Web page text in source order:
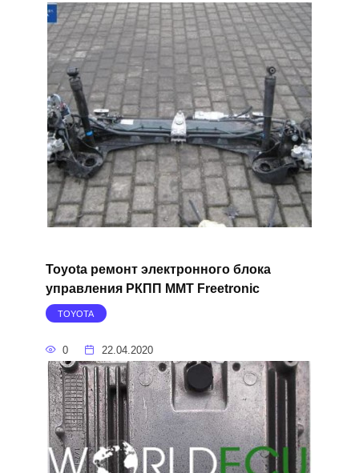
Toyota ремонт электронного блока
управления РКПП MMT Freetronic
TOYOTA
0 22.04.2020